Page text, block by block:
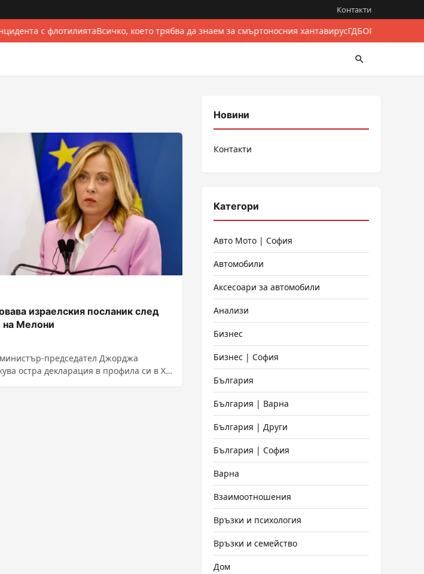
Контакти
с флотилиятаВсичко, което трябва да знаем за смъртоносния хантавирусГДБОП разби
израелския посланик след
на Мелони
председател Джорджа
остра декларация в профила си в X,
Новини
Контакти
Категори
Авто Мото | София
Автомобили
Аксесоари за автомобили
Анализи
Бизнес
Бизнес | София
България
България | Варна
България | Други
България | София
Варна
Взаимоотношения
Връзки и психология
Връзки и семейство
Дом